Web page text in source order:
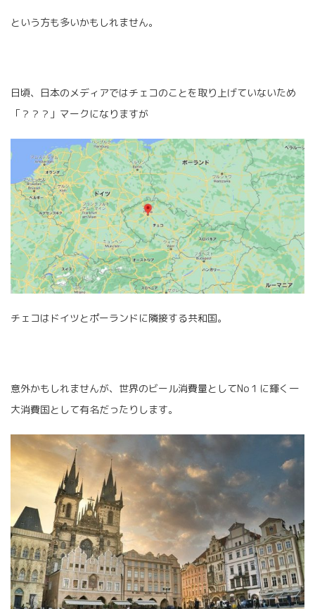
という方も多いかもしれません。
日頃、日本のメディアではチェコのことを取り上げていないため
「？？？」マークになりますが
チェコはドイツとポーランドに隣接する共和国。
意外かもしれませんが、世界のビール消費量としてNo１に輝く一
大消費国として有名だったりします。